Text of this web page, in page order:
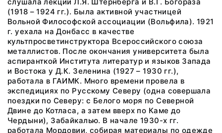
(1918 – 1924 гг.). Была активной участницей
Вольной Философской ассоциации (Вольфила). 1921
г. уехала на Донбасс в качестве
культпросветинструктора Всероссийского союза
металлистов. После окончания университета была
аспиранткой Института литератур и языков Запада
и Востока у Д.К. Зеленина (1927 – 1930 гг.),
работала в ГАИМК. Много времени провела в
экспедициях по Русскому Северу (одна совершала
поездки по Северу: с Белого моря по Северной
Двине до Котласа, а затем вверх по Каме до
Чердыни), Забайкалью. В начале 1930-х гг.
работала Мордовии, собирая материалы по одежде